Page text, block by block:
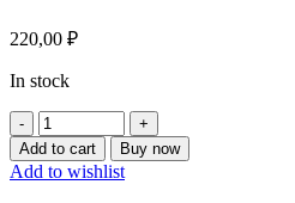
220,00 ₽
In stock
Хоста
гибридная
"Риски
бизнес"
Add to cart Buy now
Add to wishlist